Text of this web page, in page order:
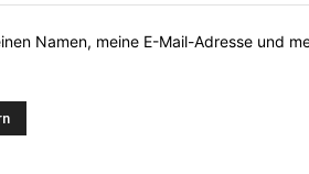
Namen, meine E-Mail-Adresse und